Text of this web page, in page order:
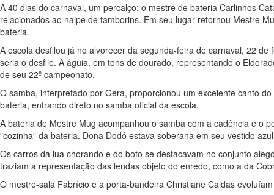
A 40 dias do carnaval, um percalço: o mestre de bateria Carlinhos
relacionados ao naipe de tamborins. Em seu lugar retornou Mestre
bateria.
A escola desfilou já no alvorecer da segunda-feira de carnaval, 22
seria o desfile. A águia, em tons de dourado, representando o
de seu 22º campeonato.
O samba, interpretado por Gera, proporcionou um excelente canto
bateria, entrando direto no samba oficial da escola.
A bateria de Mestre Mug acompanhou o samba com a cadência e o
"cozinha" da bateria. Dona Dodô estava soberana em seu vestido
Os carros da lua chorando e do boto se destacavam no conjunto
traziam a representação das lendas objeto do enredo, como a da
O mestre-sala Fabrício e a porta-bandeira Christiane Caldas